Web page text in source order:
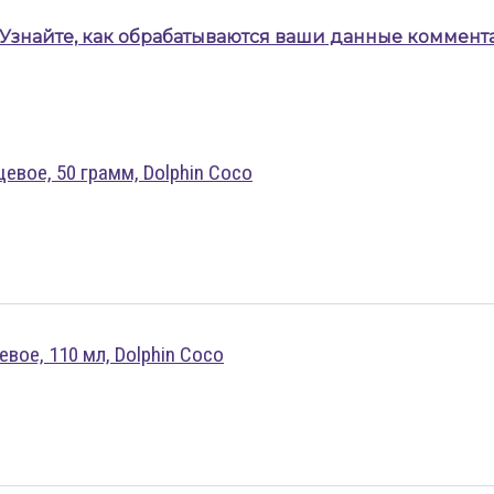
Узнайте, как обрабатываются ваши данные
50 грамм, Dolphin Coco
110 мл, Dolphin Coco